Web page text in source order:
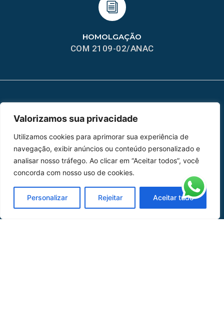
Valorizamos sua privacidade
Utilizamos cookies para aprimorar sua experiência de
navegação, exibir anúncios ou conteúdo personalizado e
analisar nosso tráfego. Ao clicar em “Aceitar todos”, você
concorda com nosso uso de cookies.
Personalizar Rejeitar Aceitar tudo
HOMOLGAÇÃO
COM 2109-02/ANAC
Peças
Catálogo de Aplicações
Oficina de Mangueiras